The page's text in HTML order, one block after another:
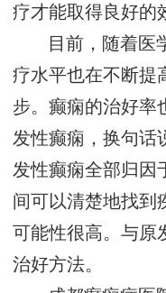
疗才能取得良好的
目前，随着医
疗水平也在不断提
步。癫痫的治好率
发性癫痫，换句话
发性癫痫全部归因
间可以清楚地找到
可能性很高。与原
治好方法。